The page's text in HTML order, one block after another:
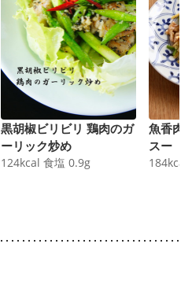
黒胡椒ビリビリ 鶏肉のガ
ーリック炒め
124kcal 食塩 0.9g
魚香肉
スー
184kcal